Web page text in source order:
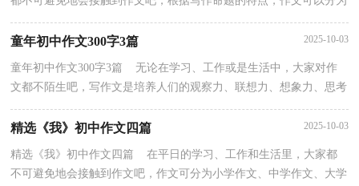
童年初中作文300字3篇 2025-10-03
童年初中作文300字3篇 无论在学习、工作或是生活中，大家对作
文都不陌生吧，写作文是培养人们的观察力、联想力、想象力、思考
力和记忆力的重要手段。怎么写作文才能避免踩雷...
精选《我》初中作文四篇 2025-10-03
精选《我》初中作文四篇 在平日的学习、工作和生活里，大家都
不可避免地会接触到作文吧，作文可分为小学作文、中学作文、大学